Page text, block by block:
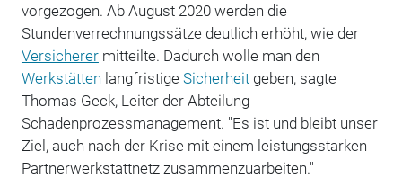
vorgezogen. Ab August 2020 werden die
Stundenverrechnungssätze deutlich erhöht, wie der
Versicherermitteilte. Dadurch wolle man den
Werkstätten langfristige Sicherheitgeben, sagte
Thomas Geck, Leiter der Abteilung
Schadenprozessmanagement. "Es ist und bleibt unser
Ziel, auch nach der Krise mit einem leistungsstarken
Partnerwerkstattnetz zusammenzuarbeiten."